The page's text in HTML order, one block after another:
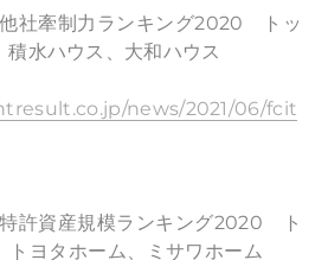
他社牽制力ランキング2020 トッ
水ハウス、大和ハウス
news/2021/06/fcit
特許資産規模ランキング2020 ト
トヨタホーム、ミサワホーム